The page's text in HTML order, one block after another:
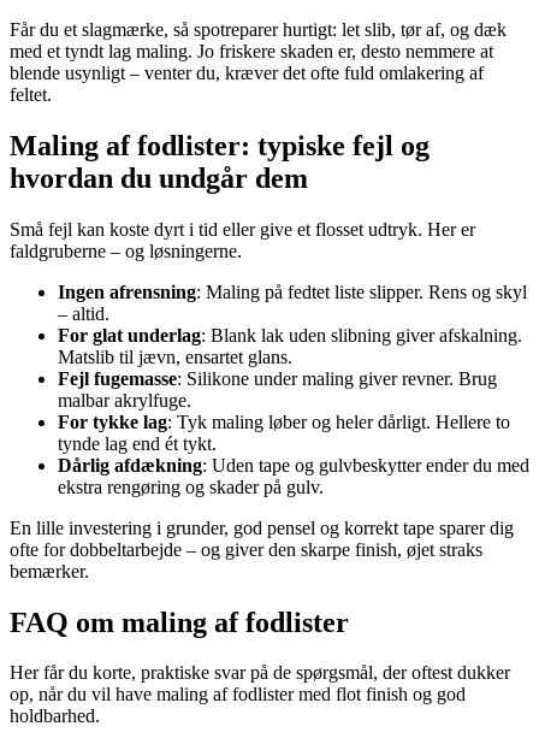
Får du et slagmærke, så spotreparer hurtigt: let slib, tør af, og dæk
med et tyndt lag maling. Jo friskere skaden er, desto nemmere at
blende usynligt – venter du, kræver det ofte fuld omlakering af
feltet.
Maling af fodlister: typiske fejl og
hvordan du undgår dem
Små fejl kan koste dyrt i tid eller give et flosset udtryk. Her er
faldgruberne – og løsningerne.
Ingen afrensning: Maling på fedtet liste slipper. Rens og skyl
– altid.
For glat underlag: Blank lak uden slibning giver afskalning.
Matslib til jævn, ensartet glans.
Fejl fugemasse: Silikone under maling giver revner. Brug
malbar akrylfuge.
For tykke lag: Tyk maling løber og heler dårligt. Hellere to
tynde lag end ét tykt.
Dårlig afdækning: Uden tape og gulvbeskytter ender du med
ekstra rengøring og skader på gulv.
En lille investering i grunder, god pensel og korrekt tape sparer dig
ofte for dobbeltarbejde – og giver den skarpe finish, øjet straks
bemærker.
FAQ om maling af fodlister
Her får du korte, praktiske svar på de spørgsmål, der oftest dukker
op, når du vil have maling af fodlister med flot finish og god
holdbarhed.